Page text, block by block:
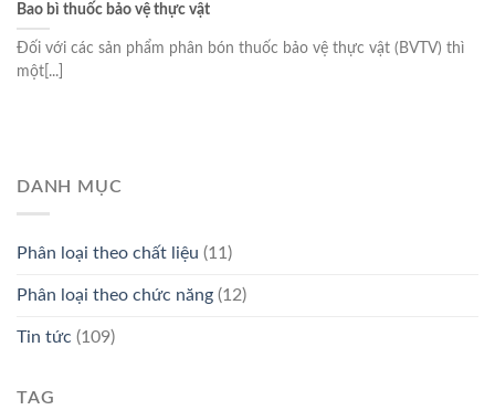
Bao bì thuốc bảo vệ thực vật
Đối với các sản phẩm phân bón thuốc bảo vệ thực vật (BVTV) thì
một[...]
DANH MỤC
Phân loại theo chất liệu (11)
Phân loại theo chức năng (12)
Tin tức (109)
TAG